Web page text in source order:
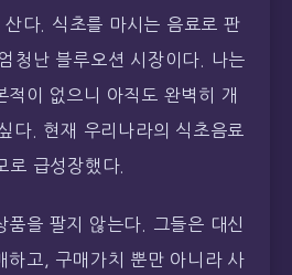
다. 식초를 마시는 음료로 판
청난 블루오션 시장이다. 나는
적이 없으니 아직도 완벽히 개
다. 현재 우리나라의 식초음료
급성장했다.
품을 팔지 않는다. 그들은 대신
하고, 구매가치 뿐만 아니라 사